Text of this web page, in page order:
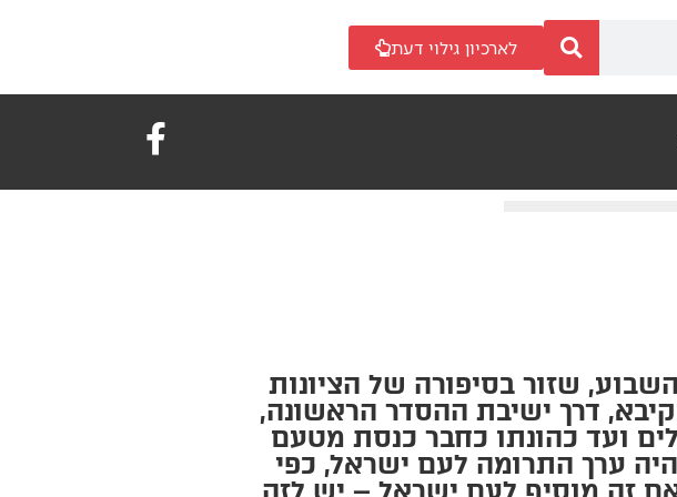
לארכיון גילוי דעת
שזור בסיפורה של הציונות
דרך ישיבת ההסדר הראשונה,
ועד כהונתו כחבר כנסת מטעם
ערך התרומה לעם ישראל, כפי